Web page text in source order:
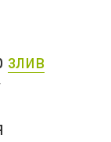
злив